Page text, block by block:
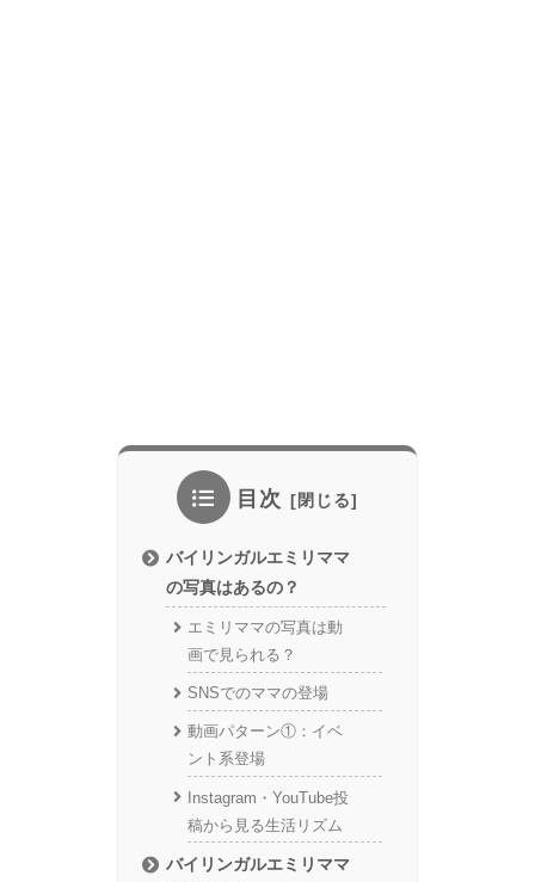
目次
バイリンガルエミリママ
の写真はあるの？
エミリママの写真は動
画で見られる？
SNSでのママの登場
動画パターン①：イベ
ント系登場
Instagram・YouTube投
稿から見る生活リズム
バイリンガルエミリママ